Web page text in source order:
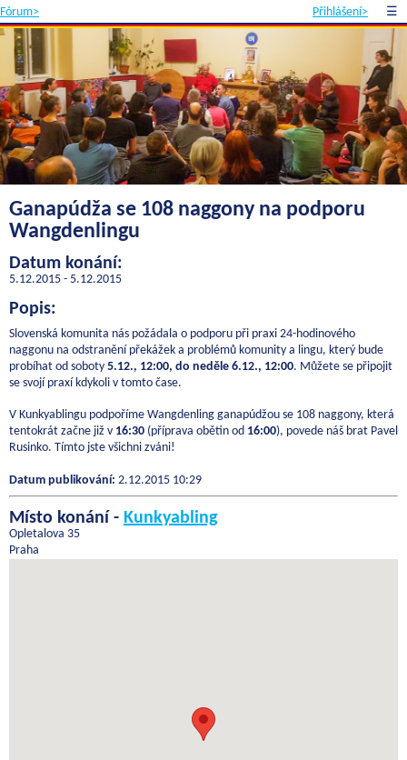
Fórum> Přihlášení> ☰
Ganapúdža se 108 naggony na podporu
Wangdenlingu
Datum konání:
5.12.2015 - 5.12.2015
Popis:
Slovenská komunita nás požádala o podporu při praxi 24-hodinového
naggonu na odstranění překážek a problémů komunity a lingu, který bude
probíhat od soboty 5.12., 12:00, do neděle 6.12., 12:00. Můžete se připojit
se svojí praxí kdykoli v tomto čase.
V Kunkyablingu podpoříme Wangdenling ganapúdžou se 108 naggony, která
tentokrát začne již v 16:30 (příprava obětin od 16:00), povede náš brat Pavel
Rusinko. Tímto jste všichni zváni!
Datum publikování: 2.12.2015 10:29
Místo konání - Kunkyabling
Opletalova 35
Praha